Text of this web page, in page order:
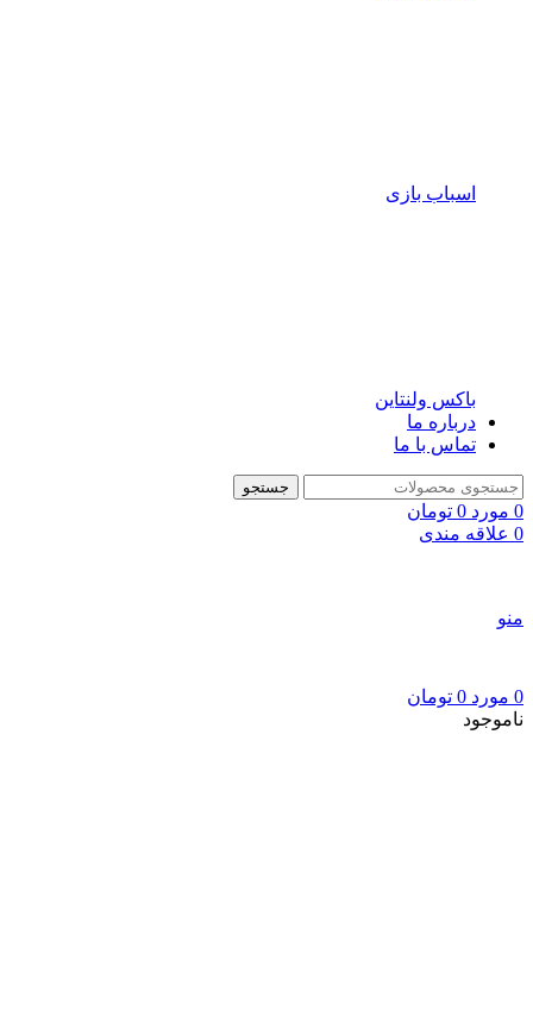
اسباب بازی
باکس ولنتاین
درباره ما
تماس با ما
جستجو
0 مورد 0 تومان
0 علاقه مندی
منو
0 مورد 0 تومان
ناموجود